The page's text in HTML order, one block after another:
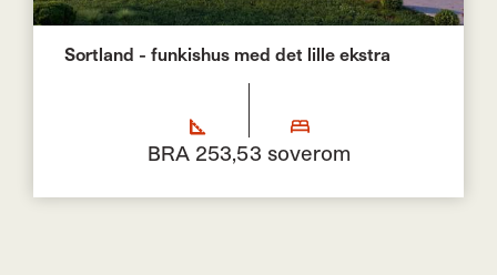
Sortland - funkishus med det lille ekstra
BRA 253,53 soverom